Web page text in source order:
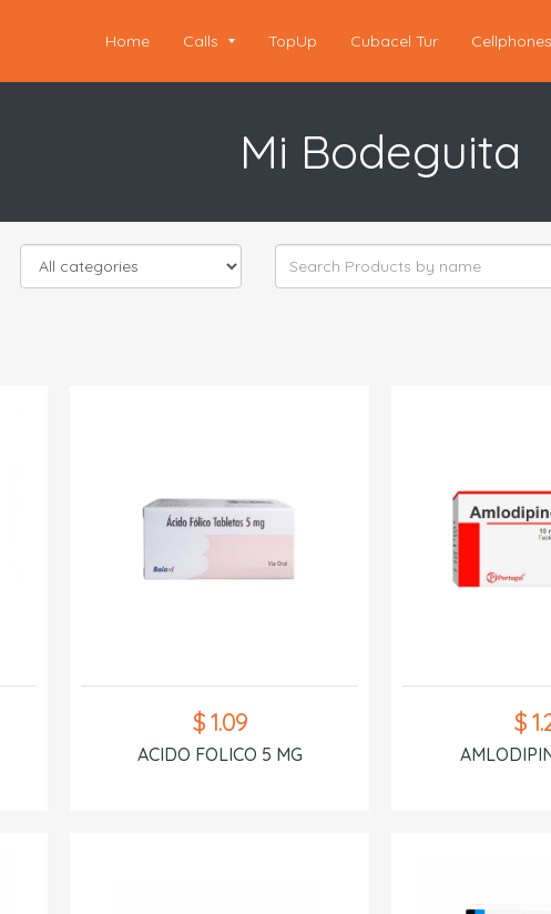
Home Calls TopUp Cubacel Tur Cellphones
Mi Bodeguita
$ 1.09
ACIDO FOLICO 5 MG
$